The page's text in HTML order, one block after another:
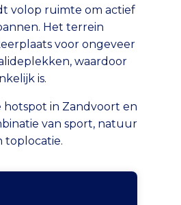
volop ruimte om actief
Het terrein
voor ongeveer
waardoor
is.
in Zandvoort en
van sport, natuur
toplocatie.